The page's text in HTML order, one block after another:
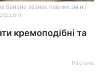
банана зазнає певних змін /
кремоподібні та
Реклама